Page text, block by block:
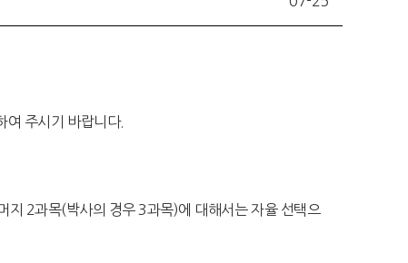
여 주시기 바랍니다.
2과목(박사의 경우 3과목)에 대해서는 자율 선택으